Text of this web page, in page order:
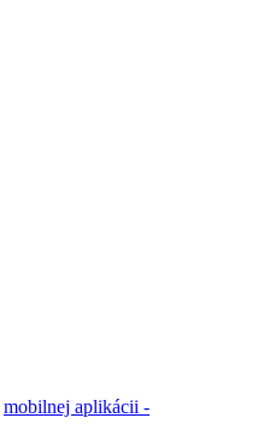
mobilnej aplikácii -